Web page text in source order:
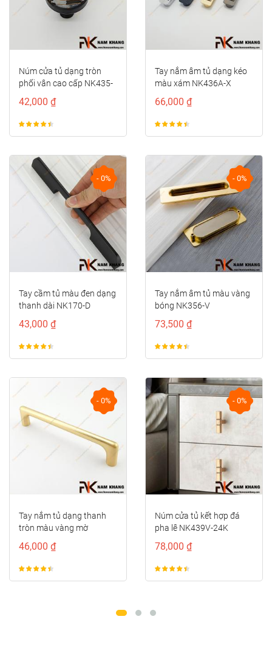
Núm cửa tủ dạng tròn
phối vân cao cấp NK435-
42,000 ₫
- 0%
Tay cầm tủ màu đen dạng
thanh dài NK170-D
43,000 ₫
- 0%
Tay nắm tủ dạng thanh
tròn màu vàng mờ
46,000 ₫
Tay nắm âm tủ dạng kéo
màu xám NK436A-X
66,000 ₫
- 0%
Tay nắm âm tủ màu vàng
bóng NK356-V
73,500 ₫
- 0%
Núm cửa tủ kết hợp đá
pha lê NK439V-24K
78,000 ₫